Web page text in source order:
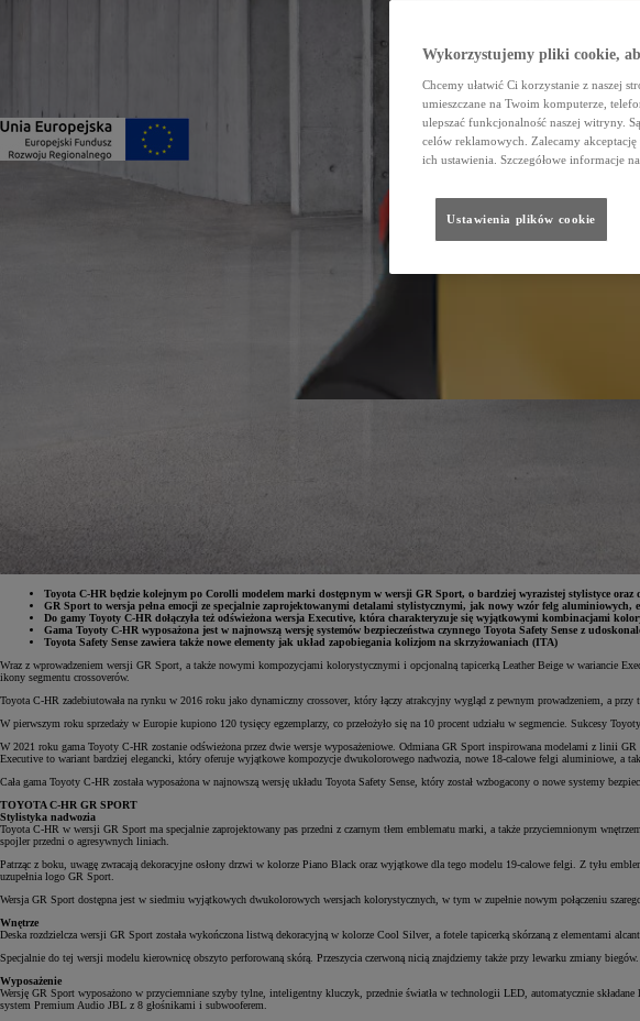
Toyota C-HR będzie kolejnym po Corolli modelem marki dostępnym w wersji GR Sport, o bardziej wyrazistej stylistyce oraz
GR Sport to wersja pełna emocji ze specjalnie zaprojektowanymi detalami stylistycznymi, jak nowy wzór felg
Do gamy Toyoty C-HR dołączyła też odświeżona wersja Executive, która charakteryzuje się wyjątkowymi kombinacjami
Gama Toyoty C-HR wyposażona jest w najnowszą wersję systemów bezpieczeństwa czynnego Toyota Safety Sense z
Toyota Safety Sense zawiera także nowe elementy jak układ zapobiegania kolizjom na skrzyżowaniach (ITA)
Wraz z wprowadzeniem wersji GR Sport, a także nowymi kompozycjami kolorystycznymi i opcjonalną tapicerką Leather Beige w wariancie
ikony segmentu crossoverów.
Toyota C-HR zadebiutowała na rynku w 2016 roku jako dynamiczny crossover, który łączy atrakcyjny wygląd z pewnym prowadzeniem, a
W pierwszym roku sprzedaży w Europie kupiono 120 tysięcy egzemplarzy, co przełożyło się na 10 procent udziału w segmencie. Sukcesy
W 2021 roku gama Toyoty C-HR zostanie odświeżona przez dwie wersje wyposażeniowe. Odmiana GR Sport inspirowana modelami z linii
Executive to wariant bardziej elegancki, który oferuje wyjątkowe kompozycje dwukolorowego nadwozia, nowe 18-calowe felgi aluminiowe, a
Cała gama Toyoty C-HR została wyposażona w najnowszą wersję układu Toyota Safety Sense, który został wzbogacony o nowe systemy
TOYOTA C-HR GR SPORT
Stylistyka nadwozia
Toyota C-HR w wersji GR Sport ma specjalnie zaprojektowany pas przedni z czarnym tłem emblematu marki, a także przyciemnionym
spojler przedni o agresywnych liniach.
Patrząc z boku, uwagę zwracają dekoracyjne osłony drzwi w kolorze Piano Black oraz wyjątkowe dla tego modelu 19-calowe felgi. Z tyłu
uzupełnia logo GR Sport.
Wersja GR Sport dostępna jest w siedmiu wyjątkowych dwukolorowych wersjach kolorystycznych, w tym w zupełnie nowym połączeniu
Wnętrze
Deska rozdzielcza wersji GR Sport została wykończona listwą dekoracyjną w kolorze Cool Silver, a fotele tapicerką skórzaną z elementami
Specjalnie do tej wersji modelu kierownicę obszyto perforowaną skórą. Przeszycia czerwoną nicią znajdziemy także przy lewarku zmiany
Wyposażenie
Wersję GR Sport wyposażono w przyciemniane szyby tylne, inteligentny kluczyk, przednie światła w technologii LED, automatycznie
system Premium Audio JBL z 8 głośnikami i subwooferem.
Wykorzystujemy pliki cookie,
Chcemy ułatwić Ci korzystanie z naszej
umieszczane na Twoim komputerze,
ulepszać funkcjonalność naszej witryny.
celów reklamowych. Zalecamy
ich ustawienia. Szczegółowe informacje
Ustawienia plików cookie